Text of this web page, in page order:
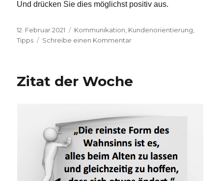
Und drücken Sie dies möglichst positiv aus.
Veröffentlicht
am
12. Februar 2021 Kategorien
Kommunikation Kundenorientierung
Tipps
Schreibe einen Kommentar
Kundenbindung
Zitat der Woche